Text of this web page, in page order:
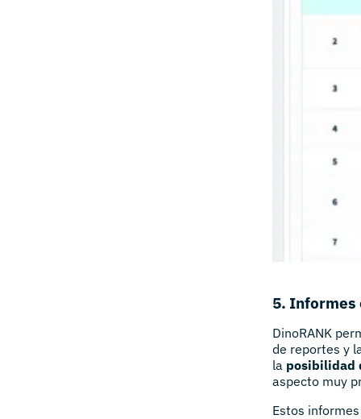
5. Informes
DinoRANK
de reportes y
la posibilidad
aspecto muy
Estos